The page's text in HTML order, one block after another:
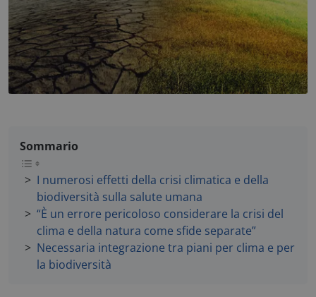
Sommario
I numerosi effetti della crisi climatica e della
biodiversità sulla salute umana
“È un errore pericoloso considerare la crisi del
clima e della natura come sfide separate”
Necessaria integrazione tra piani per clima e per
la biodiversità